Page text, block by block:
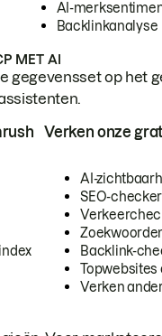
AI-
Backlinkanalyse
MET AI
gegevensset op het
Verken onze
AI-
SEO-checker
Backlink-
Topwebsites
Verken